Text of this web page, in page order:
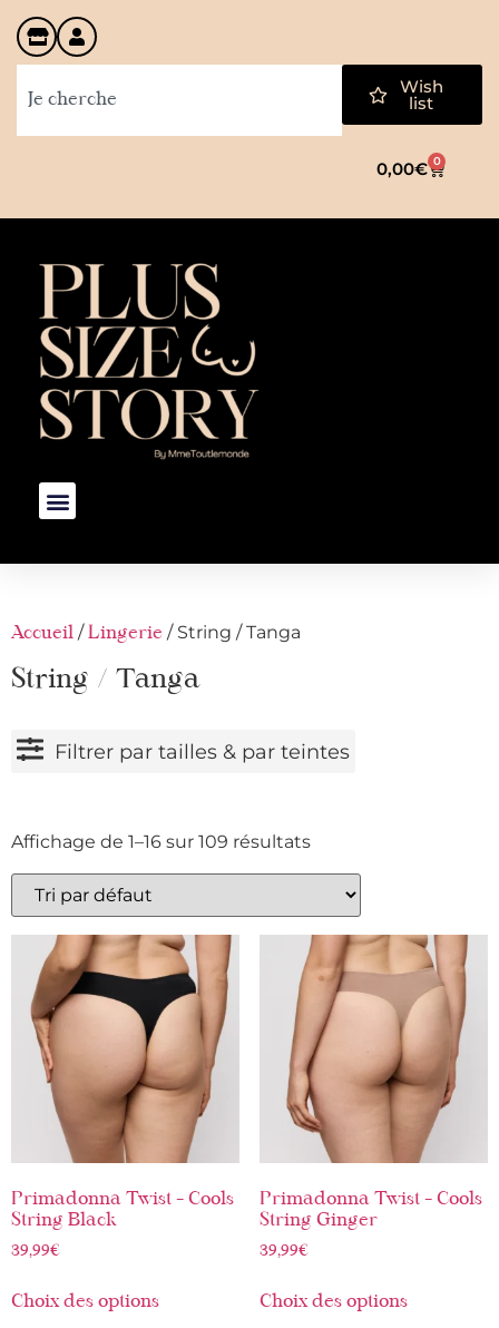
Wish
list
0,00€ 0
Accueil /Lingerie / String / Tanga
String / Tanga
Filtrer par tailles & par teintes
Affichage de 1–16 sur 109 résultats
Primadonna Twist – Cools
String Black
39,99€
Choix des options
Primadonna Twist – Cools
String Ginger
39,99€
Choix des options